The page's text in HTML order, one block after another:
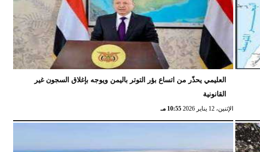
العليمي يحذّر من اتساع بؤر التوتر باليمن ويوجه بإغلاق السجون غير
القانونية
الإثنين، 12 يناير 2026 10:55 مـ